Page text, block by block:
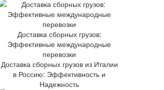
Доставка сборных грузов:
Эффективные международные
перевозки
Доставка сборных грузов из Италии
в Россию: Эффективность и
Надежность